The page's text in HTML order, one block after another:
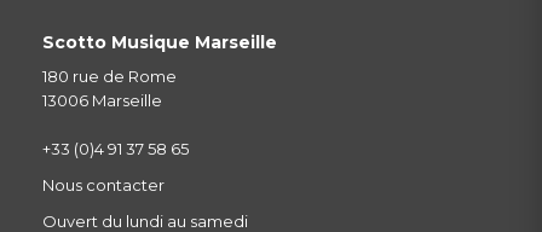
Scotto Musique Marseille
180 rue de Rome
13006 Marseille
+33 (0)4 91 37 58 65
Nous contacter
Ouvert du lundi au samedi